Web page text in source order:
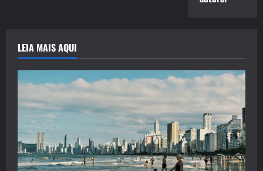
LEIA MAIS AQUI